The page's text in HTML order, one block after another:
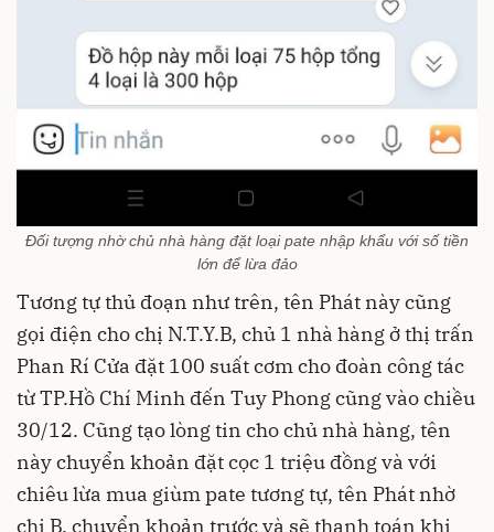
Đối tượng nhờ chủ nhà hàng đặt loại pate nhập khẩu với số tiền
lớn để lừa đảo
Tương tự thủ đoạn như trên, tên Phát này cũng
gọi điện cho chị N.T.Y.B, chủ 1 nhà hàng ở thị trấn
Phan Rí Cửa đặt 100 suất cơm cho đoàn công tác
từ TP.Hồ Chí Minh đến Tuy Phong cũng vào chiều
30/12. Cũng tạo lòng tin cho chủ nhà hàng, tên
này chuyển khoản đặt cọc 1 triệu đồng và với
chiêu lừa mua giùm pate tương tự, tên Phát nhờ
chị B. chuyển khoản trước và sẽ thanh toán khi